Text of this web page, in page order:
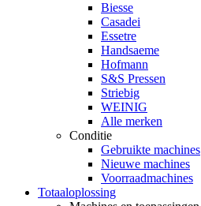
Biesse
Casadei
Essetre
Handsaeme
Hofmann
S&S Pressen
Striebig
WEINIG
Alle merken
Conditie
Gebruikte machines
Nieuwe machines
Voorraadmachines
Totaaloplossing